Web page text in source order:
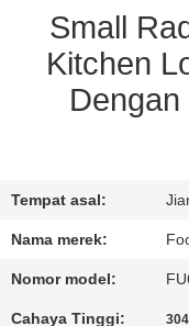
SITEMAP
PRIVACY
POLICY
Small
Kitchen
Tempat asal:
Nama merek:
Nomor model:
Cahaya Tinggi: